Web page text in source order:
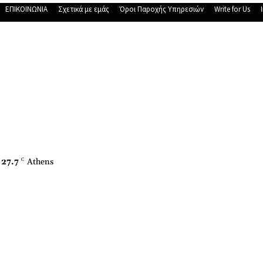
ΕΠΙΚΟΙΝΩΝΙΑ Σχετικά με εμάς Όροι Παροχής Υπηρεσιών Write for Us
27.7 C Athens